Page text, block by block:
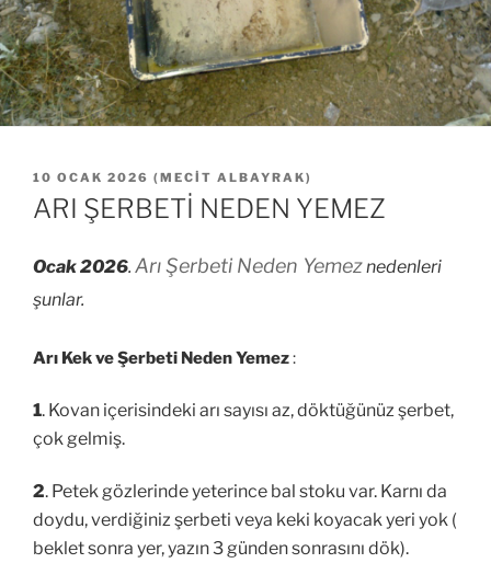
YAYIM
TARIHI
10 OCAK 2026 ( MECIT ALBAYRAK)
ARI ŞERBETİ NEDEN YEMEZ
Ocak 2026. Arı Şerbeti Neden Yemeznedenleri
şunlar.
Arı Kek ve Şerbeti Neden Yemez:
1. Kovan içerisindeki arı sayısı az, döktüğünüz şerbet,
çok gelmiş.
2. Petek gözlerinde yeterince bal stoku var. Karnı da
doydu, verdiğiniz şerbeti veya keki koyacak yeri yok (
beklet sonra yer, yazın 3 günden sonrasını dök).